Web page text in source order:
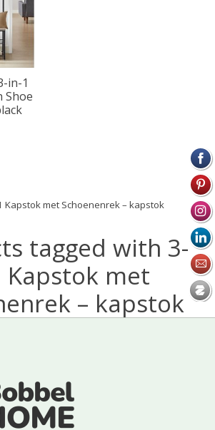
Kapstok met Schoenenrek – kapstok
tagged with 3-
Kapstok met
– kapstok
in-1
Shoe